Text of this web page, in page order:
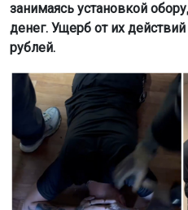
занимаясь установкой
денег. Ущерб от их
рублей.